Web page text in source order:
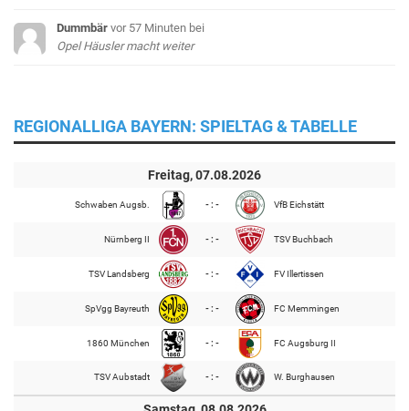
Dummbär vor 57 Minuten bei
Opel Häusler macht weiter
REGIONALLIGA BAYERN: SPIELTAG & TABELLE
Freitag, 07.08.2026
Schwaben Augsb. - : - VfB Eichstätt
Nürnberg II - : - TSV Buchbach
TSV Landsberg - : - FV Illertissen
SpVgg Bayreuth - : - FC Memmingen
1860 München - : - FC Augsburg II
TSV Aubstadt - : - W. Burghausen